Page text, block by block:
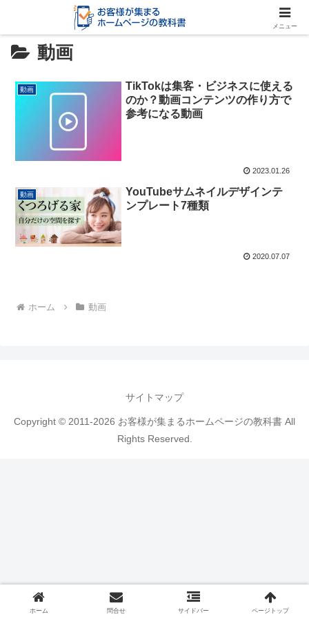
動画
動画
TikTokは集客・ビジネスに使える
のか？動画コンテンツの作り方で
参考になる動画
2023.01.26
動画
YouTubeサムネイルデザインテ
ンプレート7種類
2020.07.07
ホーム 動画
サイトマップ
Copyright © 2011-2026 お客様が集まるホームページの教科書 All
Rights Reserved.
メニュー
ホーム 問合せ サイドバー ページトップ